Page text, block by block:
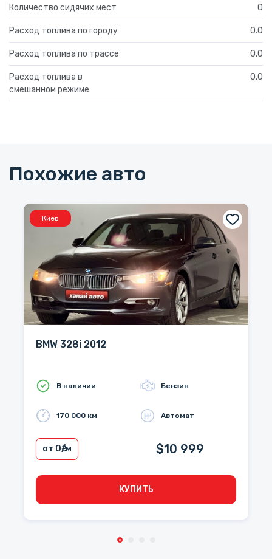
Количество сидячих мест 0
Расход топлива по городу 0.0
Расход топлива по трассе 0.0
Расход топлива в
смешанном режиме
0.0
Похожие авто
Киев
BMW 328i 2012
В наличии Бензин
170 000 км Автомат
от 0₴/м $10 999
КУПИТЬ